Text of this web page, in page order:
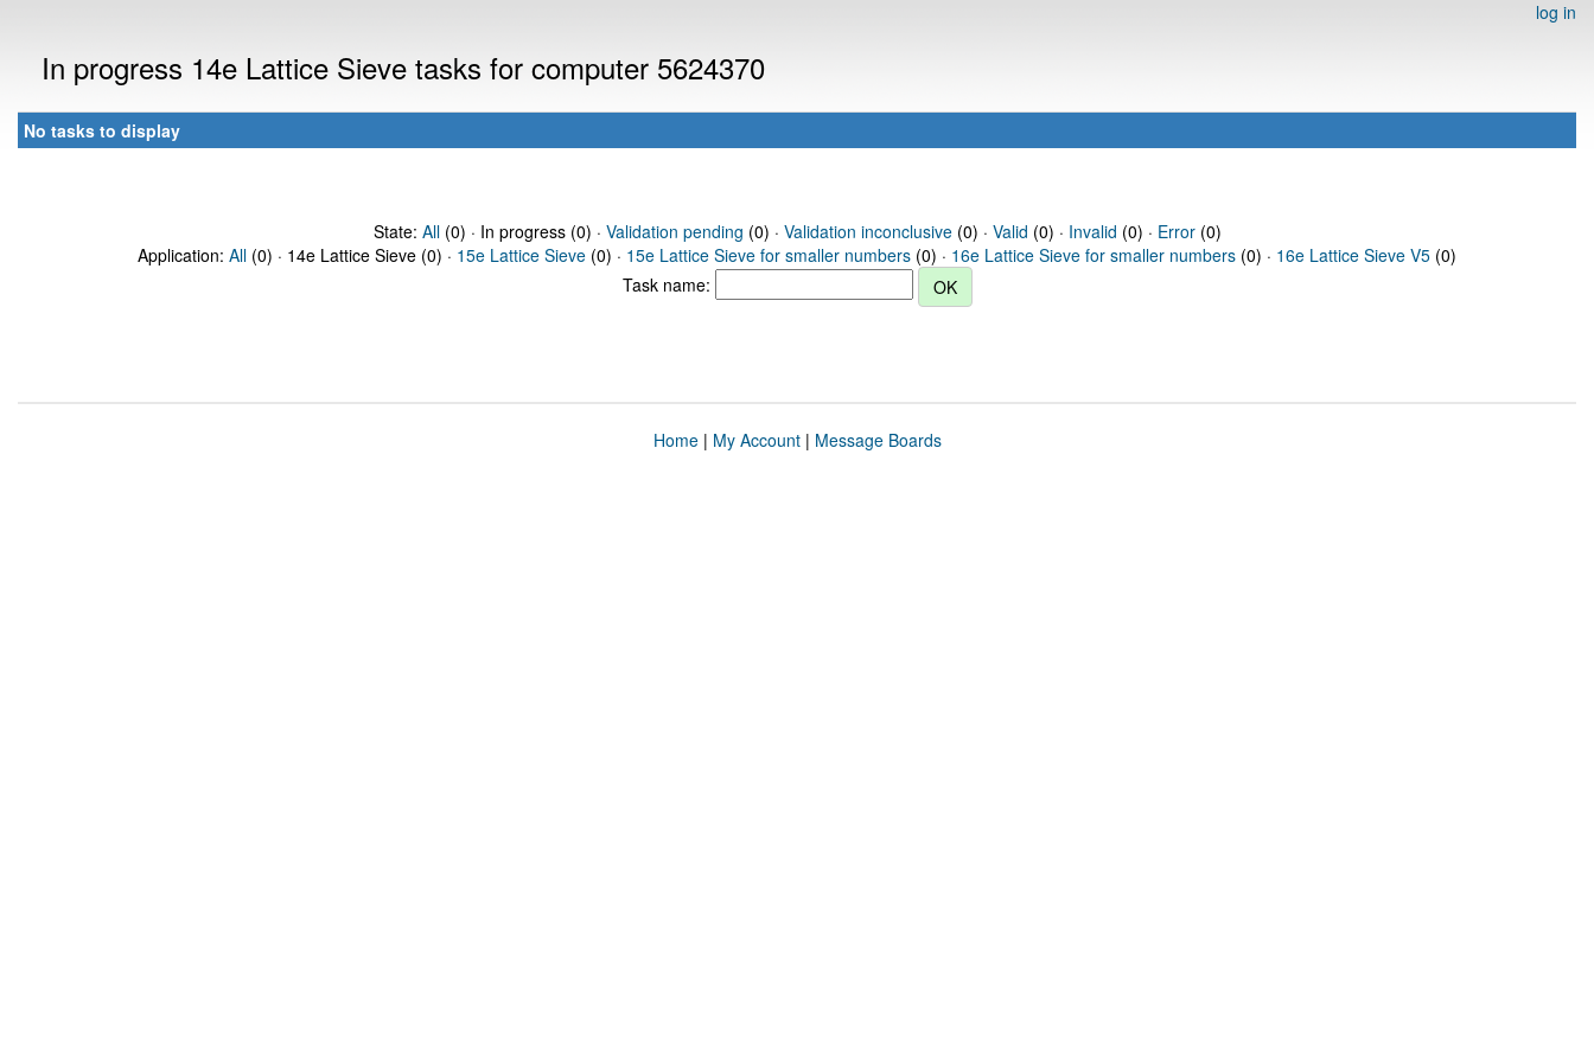
log in
In progress 14e Lattice Sieve tasks for computer 5624370
No tasks to display
State: All(0) · In progress (0) · Validation pending (0) · Validation inconclusive(0) · Valid (0) · Invalid (0) · Error(0)
Application: All (0) · 14e Lattice Sieve (0) · 15e Lattice Sieve (0) · 15e Lattice Sieve for smaller numbers (0) · 16e Lattice Sieve for smaller numbers (0) · 16e Lattice Sieve V5 (0)
Task name:
Home| My Account| Message Boards